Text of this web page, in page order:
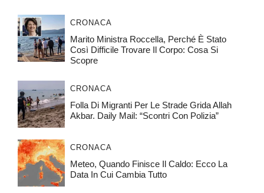
CRONACA
Marito Ministra Roccella, Perché È Stato
Così Difficile Trovare Il Corpo: Cosa Si
Scopre
CRONACA
Folla Di Migranti Per Le Strade Grida Allah
Akbar. Daily Mail: “Scontri Con Polizia”
CRONACA
Meteo, Quando Finisce Il Caldo: Ecco La
Data In Cui Cambia Tutto